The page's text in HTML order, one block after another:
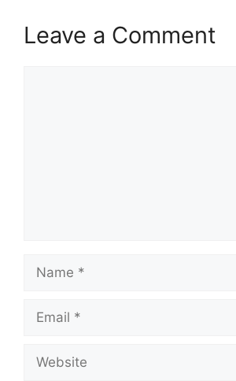
Leave a Comment
Name
Email
Website